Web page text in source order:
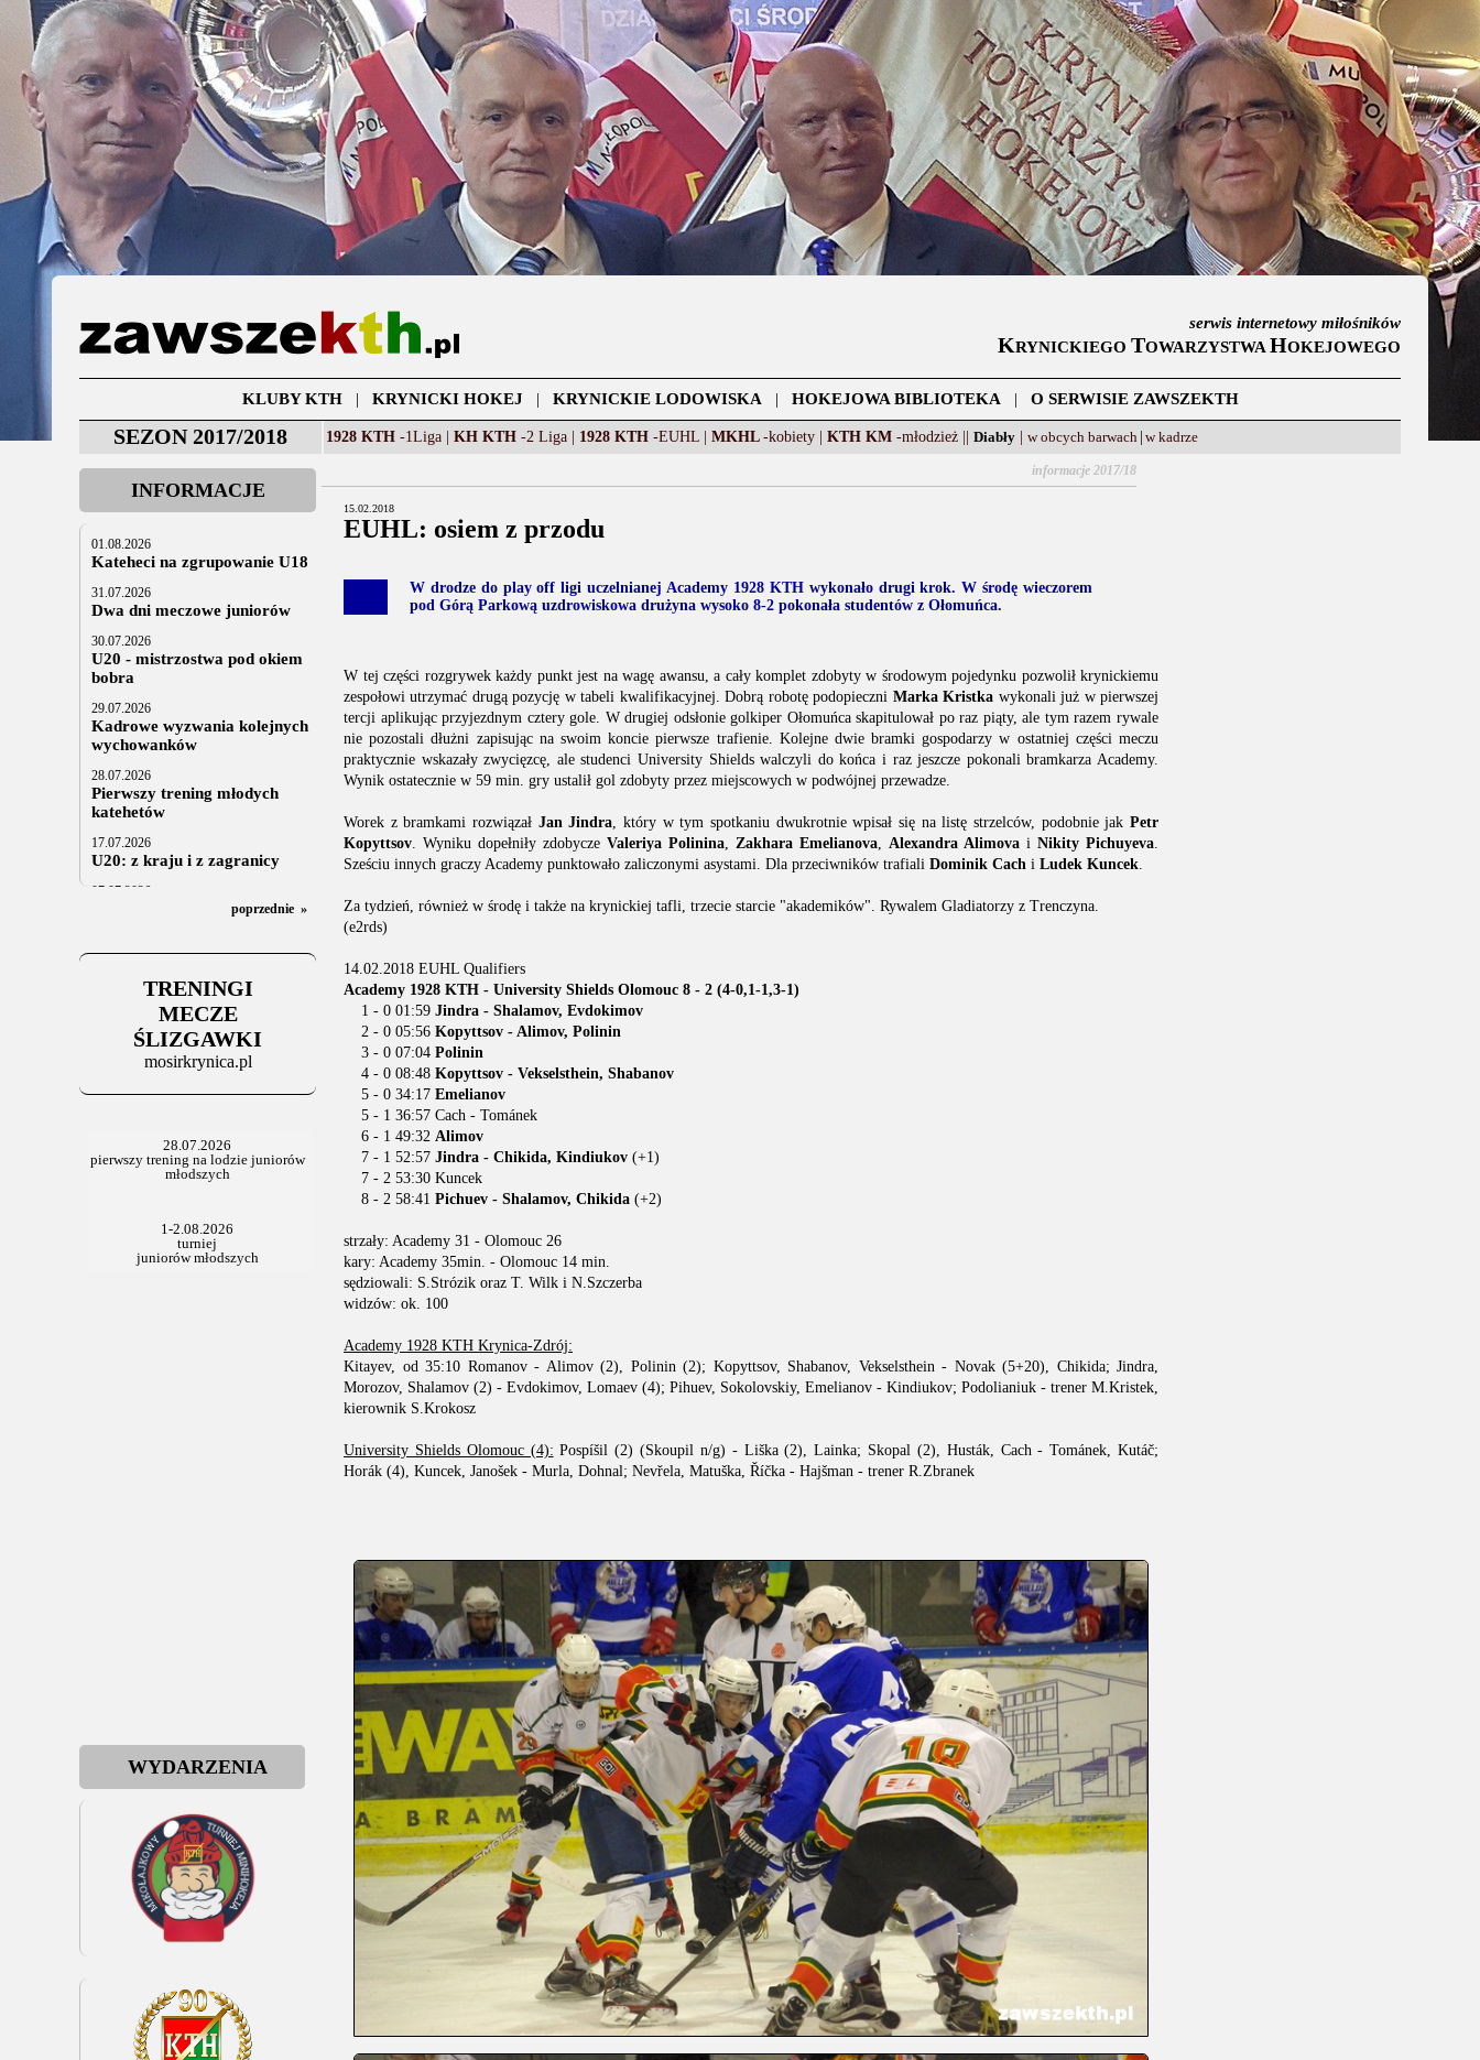
serwis internetowy miłośników
KRYNICKIEGO TOWARZYSTWA HOKEJOWEGO
KLUBY KTH| KRYNICKI HOKEJ | KRYNICKIE LODOWISKA | HOKEJOWA BIBLIOTEKA | O SERWISIE ZAWSZEKTH
SEZON 2017/2018 1928 KTH -1Liga | KH KTH -2 Liga | 1928 KTH -EUHL | MKHL -kobiety | KTH KM -młodzież || Diabły w obcych barwach w kadrze
INFORMACJE
01.08.2026
Kateheci na zgrupowanie U18
31.07.2026
Dwa dni meczowe juniorów
30.07.2026
U20 - mistrzostwa pod okiem
bobra
29.07.2026
Kadrowe wyzwania kolejnych
wychowanków
28.07.2026
Pierwszy trening młodych
katehetów
17.07.2026
U20: z kraju i z zagranicy
07.07.2026
Za trzy tygodnie na lód
Stowarzyszenie po Walnym
poprzednie »
TRENINGI
MECZE
ŚLIZGAWKI
mosirkrynica.pl
WYDARZENIA
informacje 2017/18
15.02.2018
EUHL: osiem z przodu
W drodze do play off ligi uczelnianej Academy 1928 KTH wykonało drugi krok. W środę wieczorem
pod Górą Parkową uzdrowiskowa drużyna wysoko 8-2 pokonała studentów z Ołomuńca.
W tej części rozgrywek każdy punkt jest na wagę awansu, a cały komplet zdobyty w środowym pojedynku pozwolił krynickiemu
zespołowi utrzymać drugą pozycję w tabeli kwalifikacyjnej. Dobrą robotę podopieczni Marka Kristka wykonali już w pierwszej
tercji aplikując przyjezdnym cztery gole. W drugiej odsłonie golkiper Ołomuńca skapitulował po raz piąty, ale tym razem rywale
nie pozostali dłużni zapisując na swoim koncie pierwsze trafienie. Kolejne dwie bramki gospodarzy w ostatniej części meczu
praktycznie wskazały zwycięzcę, ale studenci University Shields walczyli do końca i raz jeszcze pokonali bramkarza Academy.
Wynik ostatecznie w 59 min. gry ustalił gol zdobyty przez miejscowych w podwójnej przewadze.
Worek z bramkami rozwiązał Jan Jindra, który w tym spotkaniu dwukrotnie wpisał się na listę strzelców, podobnie jakPetr
Kopyttsov. Wyniku dopełniły zdobycze Valeriya Polinina, Zakhara Emelianova, Alexandra Alimova i Nikity Pichuyeva.
Sześciu innych graczy Academy punktowało zaliczonymi asystami. Dla przeciwników trafiali Dominik Cach i Ludek Kuncek.
Za tydzień, również w środę i także na krynickiej tafli, trzecie starcie "akademików". Rywalem Gladiatorzy z Trenczyna.
(e2rds)
14.02.2018 EUHL Qualifiers
Academy 1928 KTH - University Shields Olomouc 8 - 2 (4-0,1-1,3-1)
1 - 0 01:59 Jindra - Shalamov, Evdokimov
2 - 0 05:56 Kopyttsov - Alimov, Polinin
3 - 0 07:04 Polinin
4 - 0 08:48 Kopyttsov - Vekselsthein, Shabanov
5 - 0 34:17 Emelianov
5 - 1 36:57 Cach - Tománek
6 - 1 49:32 Alimov
7 - 1 52:57 Jindra - Chikida, Kindiukov (+1)
7 - 2 53:30 Kuncek
8 - 2 58:41 Pichuev - Shalamov, Chikida (+2)
strzały: Academy 31 - Olomouc 26
kary: Academy 35min. - Olomouc 14 min.
sędziowali: S.Strózik oraz T. Wilk i N.Szczerba
widzów: ok. 100
Academy 1928 KTH Krynica-Zdrój:
Kitayev, od 35:10 Romanov - Alimov (2), Polinin (2); Kopyttsov, Shabanov, Vekselsthein - Novak (5+20), Chikida; Jindra,
Morozov, Shalamov (2) - Evdokimov, Lomaev (4); Pihuev, Sokolovskiy, Emelianov - Kindiukov; Podolianiuk - trener M.Kristek,
kierownik S.Krokosz
University Shields Olomouc (4): Pospíšil (2) (Skoupil n/g) - Liška (2), Lainka; Skopal (2), Husták, Cach - Tománek, Kutáč;
Horák (4), Kuncek, Janošek - Murla, Dohnal; Nevřela, Matuška, Říčka - Hajšman - trener R.Zbranek